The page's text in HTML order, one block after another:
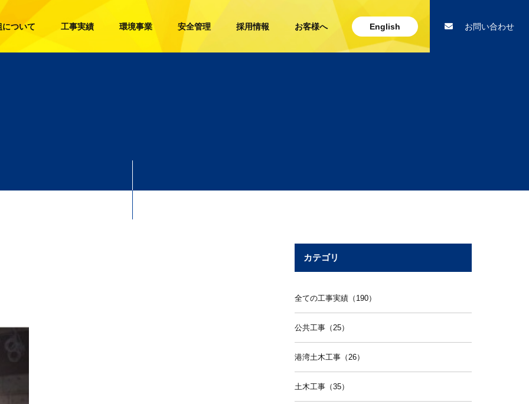
ついて 工事実績 環境事業 安全管理 採用情報 お客様へ English お問い合わせ
カテゴリ
全ての工事実績（190）
公共工事（25）
港湾土木工事（26）
土木工事（35）